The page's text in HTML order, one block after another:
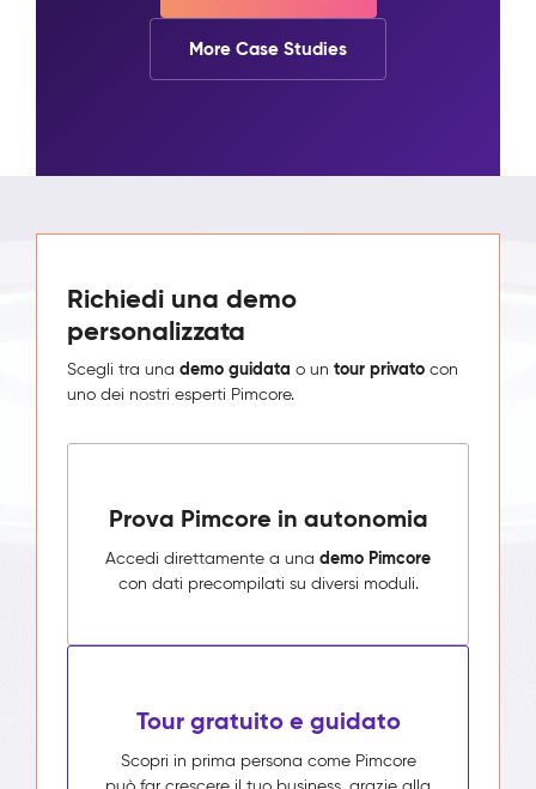
More Case Studies
Richiedi una demo
personalizzata
Scegli tra una demo guidata o un tour privato con
uno dei nostri esperti Pimcore.
Prova Pimcore in autonomia
Accedi direttamente a una demo Pimcore
con dati precompilati su diversi moduli.
Tour gratuito e guidato
Scopri in prima persona come Pimcore